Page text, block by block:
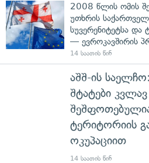
2008 წლის ომის
უთხრის
სუვერენიტეტსა
— ევროკავშირის
14 საათის წინ
აშშ-ის
შტატები
ტერიტორიის
ოკუპაციით
14 საათის წინ